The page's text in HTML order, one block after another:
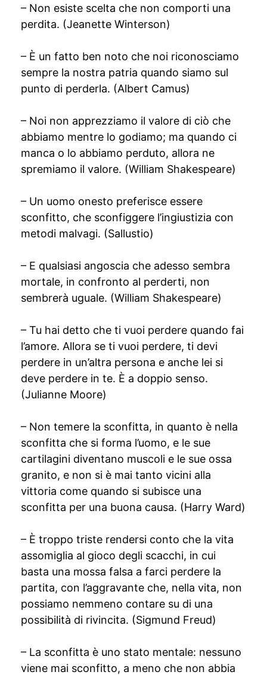
– Non esiste scelta che non comporti una
perdita. (Jeanette Winterson)
– È un fatto ben noto che noi riconosciamo
sempre la nostra patria quando siamo sul
punto di perderla. (Albert Camus)
– Noi non apprezziamo il valore di ciò che
abbiamo mentre lo godiamo; ma quando ci
manca o lo abbiamo perduto, allora ne
spremiamo il valore. (William Shakespeare)
– Un uomo onesto preferisce essere
sconfitto, che sconfiggere l’ingiustizia con
metodi malvagi. (Sallustio)
– E qualsiasi angoscia che adesso sembra
mortale, in confronto al perderti, non
sembrerà uguale. (William Shakespeare)
– Tu hai detto che ti vuoi perdere quando fai
l’amore. Allora se ti vuoi perdere, ti devi
perdere in un’altra persona e anche lei si
deve perdere in te. È a doppio senso.
(Julianne Moore)
– Non temere la sconfitta, in quanto è nella
sconfitta che si forma l’uomo, e le sue
cartilagini diventano muscoli e le sue ossa
granito, e non si è mai tanto vicini alla
vittoria come quando si subisce una
sconfitta per una buona causa. (Harry Ward)
– È troppo triste rendersi conto che la vita
assomiglia al gioco degli scacchi, in cui
basta una mossa falsa a farci perdere la
partita, con l’aggravante che, nella vita, non
possiamo nemmeno contare su di una
possibilità di rivincita. (Sigmund Freud)
– La sconfitta è uno stato mentale: nessuno
viene mai sconfitto, a meno che non abbia